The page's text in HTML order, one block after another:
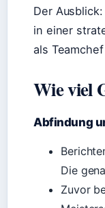
Der
in einer
als
Wie viel
Abfindung
Die
Zuvor